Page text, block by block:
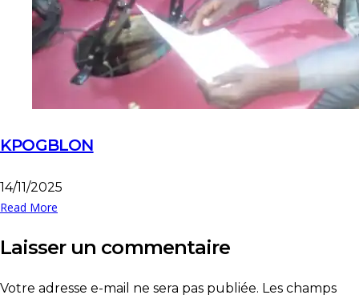
KPOGBLON
14/11/2025
Read More
Laisser un commentaire
Votre adresse e-mail ne sera pas publiée. Les champs